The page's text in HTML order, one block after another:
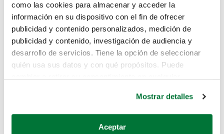
como las cookies para almacenar y acceder la
información en su dispositivo con el fin de ofrecer
publicidad y contenido personalizados, medición de
publicidad y contenido, investigación de audiencia y
desarrollo de servicios. Tiene la opción de seleccionar
quién usa sus datos y con qué propósitos. Puede
Si lo permite, también quisiéramos:
Mostrar detalles
Aceptar
Lo sentimos, no sabemos como
te hemos traido hasta aquí.
Pero puedes encontrar el coche que estás
buscando en alguno de estos enlaces:
Coches de segunda mano